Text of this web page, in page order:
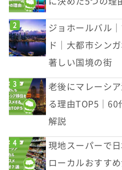
ジョホールバル
ド｜大都市シン
著しい国境の街
老後にマレーシ
る理由TOP5｜
解説
現地スーパーで
ローカルおすす